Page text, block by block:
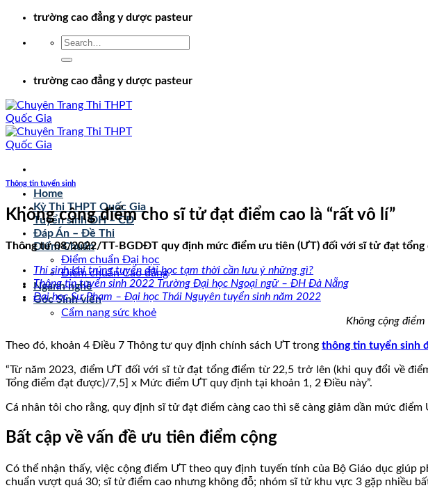
Chuyểntrường cao đẳng y dược pasteur
trường cao đẳng y dược pasteur
Home
Kỳ Thi THPT Quốc Gia
Tuyển sinh ĐH – CĐ
Đáp Án – Đề Thi
Điểm Chuẩn
Điểm chuẩn Đại học
Điểm chuẩn Cao đẳng
Ngành nghề
Góc Sinh viên
Cẩm nang sức khoẻ
Thông tin tuyển sinh
Không cộng điểm cho sĩ tử đạt điểm cao là “rất vô lí”
Thông tư 08/2022/TT-BGDĐT quy định mức điểm ưu tiên (ƯT) đối với sĩ tử đạt
Thí sinh khi trúng tuyển đại học tạm thời cần lưu ý những gì?
Thông tin tuyển sinh 2022 Trường Đại học Ngoại ngữ – ĐH Đà Nẵng
Đại học Sư Phạm – Đại học Thái Nguyên tuyển sinh năm 2022
Không cộng
Theo đó, khoản 4 Điều 7 Thông tư quy định chính sách ƯT trong thông tin tuyển sinh
“Từ năm 2023, điểm ƯT đối với sĩ tử đạt tổng điểm từ 22,5 trở lên (khi quy đổi về
Tổng điểm đạt được)/7,5] x Mức điểm ƯT quy định tại khoản 1, 2 Điều này”.
Cá nhân tôi cho rằng, quy định sĩ tử đạt điểm càng cao thì sẽ càng giảm dần mức
Bất cập về vấn đề ưu tiên điểm cộng
Có thể nhận thấy, việc cộng điểm ƯT theo quy định tuyến tính của Bộ Giáo dục giúp
chuẩn vượt quá 30; sĩ tử điểm cao nhưng không đỗ; nhóm sĩ tử khu vực 3 gặp nhiều